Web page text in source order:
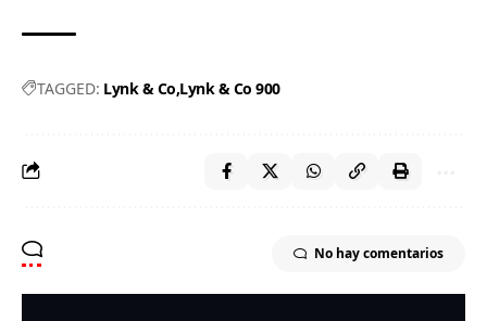
TAGGED: Lynk & Co Lynk & Co 900
No hay comentarios